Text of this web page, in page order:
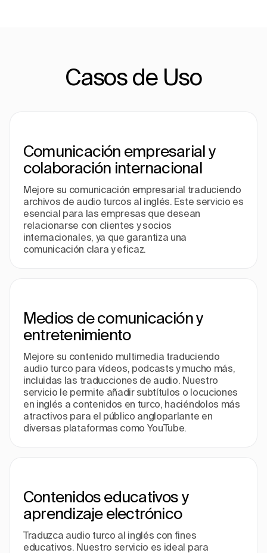
Casos de Uso
Comunicación empresarial y
colaboración internacional
Mejore su comunicación empresarial traduciendo
archivos de audio turcos al inglés. Este servicio es
esencial para las empresas que desean
relacionarse con clientes y socios
internacionales, ya que garantiza una
comunicación clara y eficaz.
Medios de comunicación y
entretenimiento
Mejore su contenido multimedia traduciendo
audio turco para vídeos, podcasts y mucho más,
incluidas las traducciones de audio. Nuestro
servicio le permite añadir subtítulos o locuciones
en inglés a contenidos en turco, haciéndolos más
atractivos para el público angloparlante en
diversas plataformas como YouTube.
Contenidos educativos y
aprendizaje electrónico
Traduzca audio turco al inglés con fines
educativos. Nuestro servicio es ideal para